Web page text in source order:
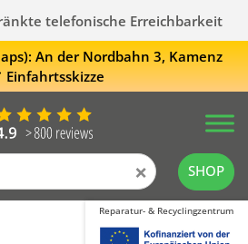
telefonische Erreichbarkeit
An der Nordbahn 3, Kamenz
Einfahrtsskizze
× SHOP
Reparatur- & Recyclingzentrum